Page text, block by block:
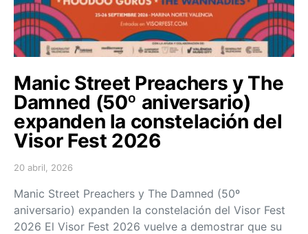
Manic Street Preachers y The
Damned (50º aniversario)
expanden la constelación del
Visor Fest 2026
Posted on
20 abril, 2026
Manic Street Preachers y The Damned (50º
aniversario) expanden la constelación del Visor Fest
2026 El Visor Fest 2026 vuelve a demostrar que su